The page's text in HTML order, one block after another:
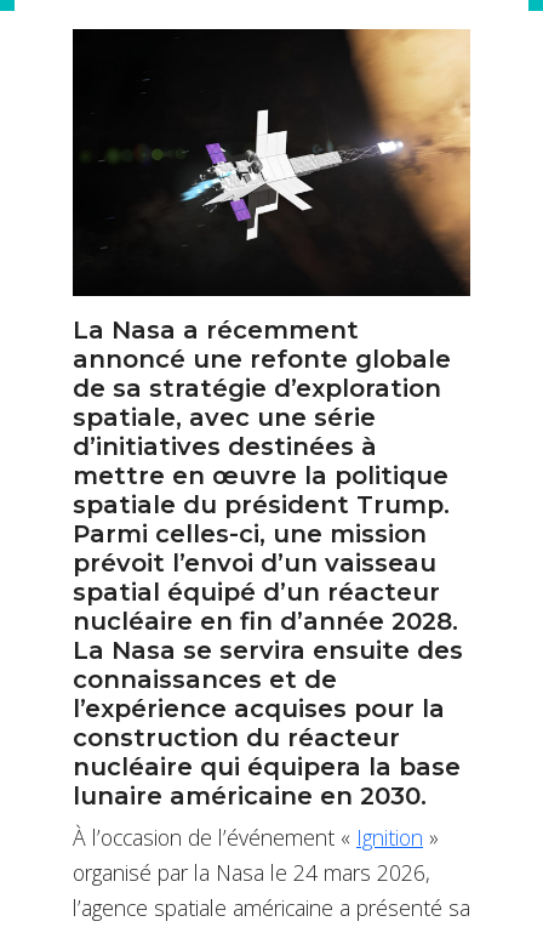
La Nasa a récemment
annoncé une refonte globale
de sa stratégie d’exploration
spatiale, avec une série
d’initiatives destinées à
mettre en œuvre la politique
spatiale du président Trump.
Parmi celles-ci, une mission
prévoit l’envoi d’un vaisseau
spatial équipé d’un réacteur
nucléaire en fin d’année 2028.
La Nasa se servira ensuite des
connaissances et de
l’expérience acquises pour la
construction du réacteur
nucléaire qui équipera la base
lunaire américaine en 2030.
À l’occasion de l’événement « Ignition »
organisé par la Nasa le 24 mars 2026,
l’agence spatiale américaine a présenté sa